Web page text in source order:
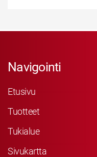
Navigointi
Etusivu
Tuotteet
Tukialue
Sivukartta